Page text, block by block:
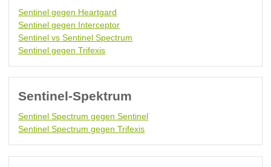
Sentinel gegen Heartgard
Sentinel gegen Interceptor
Sentinel vs Sentinel Spectrum
Sentinel gegen Trifexis
Sentinel-Spektrum
Sentinel Spectrum gegen Sentinel
Sentinel Spectrum gegen Trifexis